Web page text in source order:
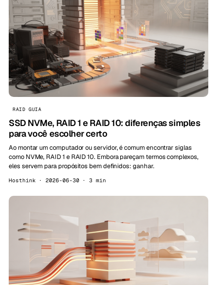
RAID GUIA
SSD NVMe, RAID 1 e RAID 10: diferenças simples
para você escolher certo
Ao montar um computador ou servidor, é comum encontrar siglas
como NVMe, RAID 1 e RAID 10. Embora pareçam termos complexos,
eles servem para propósitos bem definidos: ganhar.
Hosthink · 2026-06-30 · 3 min